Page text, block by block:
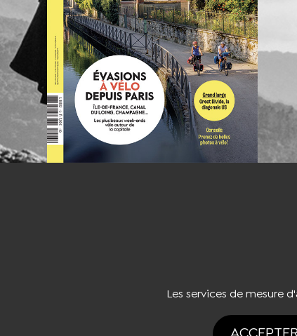
Les services de mesure